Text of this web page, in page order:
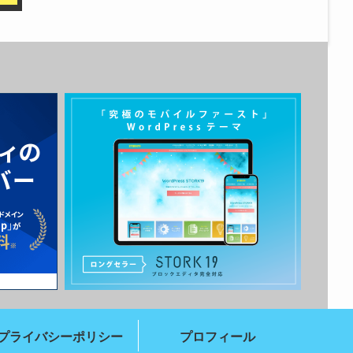
ライバシーポリシー プロフィール